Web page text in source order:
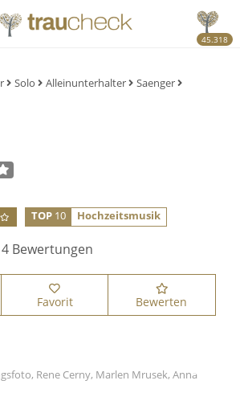
45.318
Solo Alleinunterhalter
Saenger
TOP 10 Hochzeitsmusik
4 Bewertungen
Favorit Bewerten
Rene Cerny, Marlen Mrusek, Anna